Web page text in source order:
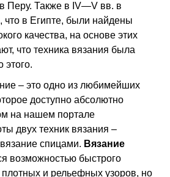
Перу. Также в IV—V вв. в
что в Египте, были найдены
качества, на основе этих
что техника вязания была
этого.
– это одно из любимейших
доступно абсолютно
на нашем портале
двух техник вязания –
спицами. Вязание
возможностью быстрого
плотных и рельефных узоров, но